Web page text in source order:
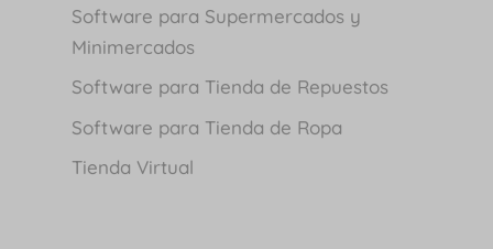
Software para Supermercados y
Minimercados
Software para Tienda de Repuestos
Software para Tienda de Ropa
Tienda Virtual